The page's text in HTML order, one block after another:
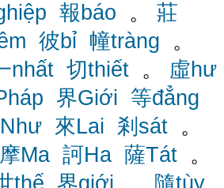
報báo 。 莊
彼bỉ 幢tràng 。
nhất 切thiết 。 虛hư
界Giới 等đẳng
來Lai 剎sát 。
摩Ma 訶Ha 薩Tát 。
thế 界giới 隨tùy